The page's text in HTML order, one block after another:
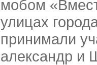
мобом
улицах
принимали
александр и